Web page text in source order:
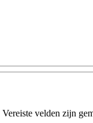
Vereiste velden zijn